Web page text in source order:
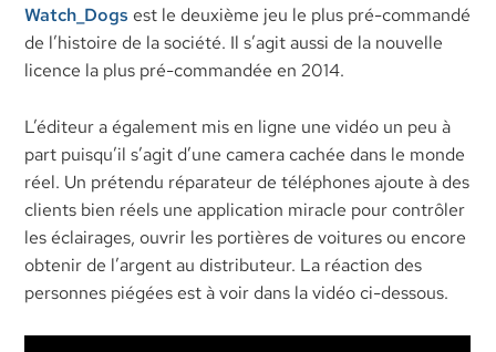
Watch_Dogs est le deuxième jeu le plus pré-commandé
de l’histoire de la société. Il s’agit aussi de la nouvelle
licence la plus pré-commandée en 2014.
L’éditeur a également mis en ligne une vidéo un peu à
part puisqu’il s’agit d’une camera cachée dans le monde
réel. Un prétendu réparateur de téléphones ajoute à des
clients bien réels une application miracle pour contrôler
les éclairages, ouvrir les portières de voitures ou encore
obtenir de l’argent au distributeur. La réaction des
personnes piégées est à voir dans la vidéo ci-dessous.